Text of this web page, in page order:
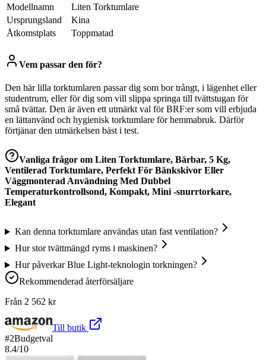
Modellnamn
Liten Torktumlare
Ursprungsland
Kina
Åtkomstplats
Toppmatad
Vem passar den för?
Den här lilla torktumlaren passar dig som bor trångt, i lägenhet eller
studentrum, eller för dig som vill slippa springa till tvättstugan för
små tvättar. Den är även ett utmärkt val för BRF:er som vill erbjuda
en lättanvänd och hygienisk torktumlare för hemmabruk. Därför
förtjänar den utmärkelsen bäst i test.
Vanliga frågor om Liten Torktumlare, Bärbar, 5 Kg,
Ventilerad Torktumlare, Perfekt För Bänkskivor Eller
Väggmonterad Användning Med Dubbel
Temperaturkontrollsond, Kompakt, Mini -snurrtorkare,
Elegant
Kan denna torktumlare användas utan fast ventilation?
Hur stor tvättmängd ryms i maskinen?
Hur påverkar Blue Light-teknologin torkningen?
Rekommenderad återförsäljare
Från 2 562 kr
Till butik
#2Budgetval
8.4/10